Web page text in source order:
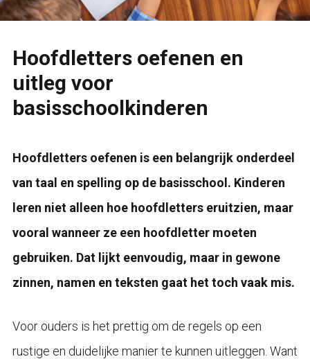
Hoofdletters oefenen en
uitleg voor
basisschoolkinderen
Hoofdletters oefenen is een belangrijk onderdeel
van taal en spelling op de basisschool. Kinderen
leren niet alleen hoe hoofdletters eruitzien, maar
vooral wanneer ze een hoofdletter moeten
gebruiken. Dat lijkt eenvoudig, maar in gewone
zinnen, namen en teksten gaat het toch vaak mis.
Voor ouders is het prettig om de regels op een
rustige en duidelijke manier te kunnen uitleggen. Want